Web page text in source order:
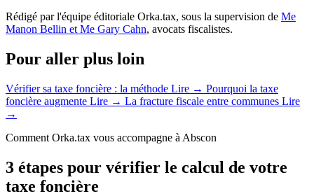
Rédigé par l'équipe éditoriale Orka.tax, sous la supervision de Me
Manon Bellin et Me Gary Cahn, avocats fiscalistes.
Pour aller plus loin
Vérifier sa taxe foncière : la méthode Lire → Pourquoi la taxe
foncière augmente Lire → La fracture fiscale entre communes Lire
→
Comment Orka.tax vous accompagne à Abscon
3 étapes pour vérifier le calcul de votre
taxe foncière